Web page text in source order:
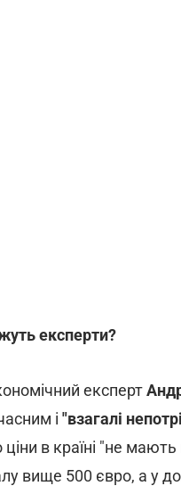
експерти?
експерт
і "взагалі
ціни в країні "не
вище 500 євро, а у